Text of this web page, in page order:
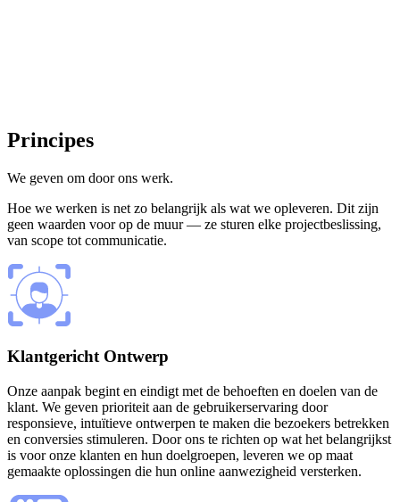
Principes
We geven om door ons werk.
Hoe we werken is net zo belangrijk als wat we opleveren. Dit zijn
geen waarden voor op de muur — ze sturen elke projectbeslissing,
van scope tot communicatie.
Klantgericht Ontwerp
Onze aanpak begint en eindigt met de behoeften en doelen van de
klant. We geven prioriteit aan de gebruikerservaring door
responsieve, intuïtieve ontwerpen te maken die bezoekers betrekken
en conversies stimuleren. Door ons te richten op wat het belangrijkst
is voor onze klanten en hun doelgroepen, leveren we op maat
gemaakte oplossingen die hun online aanwezigheid versterken.